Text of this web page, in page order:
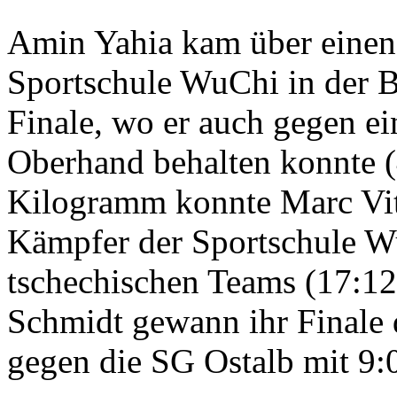
Amin Yahia kam über
Sportschule WuChi in der
Finale, wo er auch gegen
Oberhand behalten
Kilogramm konnte Marc
Kämpfer der Sportschule
tschechischen Teams
Schmidt gewann ihr
gegen die SG Ostalb mit